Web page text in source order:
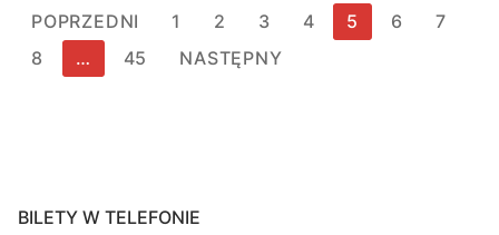
Stronicowanie
wpisów
POPRZEDNI 1 2 3 4 5 6
7
8
… 45 NASTĘPNY
BILETY W TELEFONIE